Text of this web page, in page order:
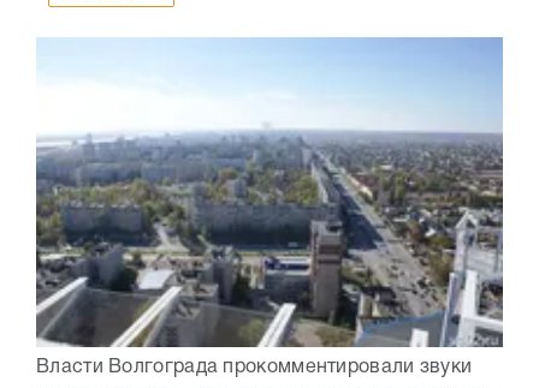
Власти Волгограда прокомментировали звуки